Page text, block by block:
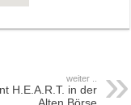
weiter ..
H.E.A.R.T. in der
Alten Börse